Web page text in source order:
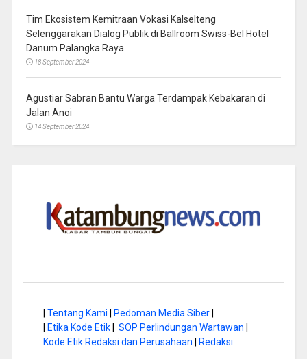
Tim Ekosistem Kemitraan Vokasi Kalselteng
Selenggarakan Dialog Publik di Ballroom Swiss-Bel Hotel
Danum Palangka Raya
18 September 2024
Agustiar Sabran Bantu Warga Terdampak Kebakaran di
Jalan Anoi
14 September 2024
Tentang Kami Pedoman Media Siber|
Etika Kode Etik| SOP Perlindungan Wartawan
Kode Etik Redaksi dan Perusahaan
Redaksi